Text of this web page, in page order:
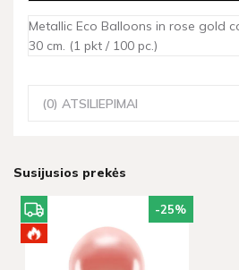
Metallic Eco Balloons in rose gold
30 cm. (1 pkt / 100 pc.)
(0) ATSILIEPIMAI
Susijusios prekės
-25%